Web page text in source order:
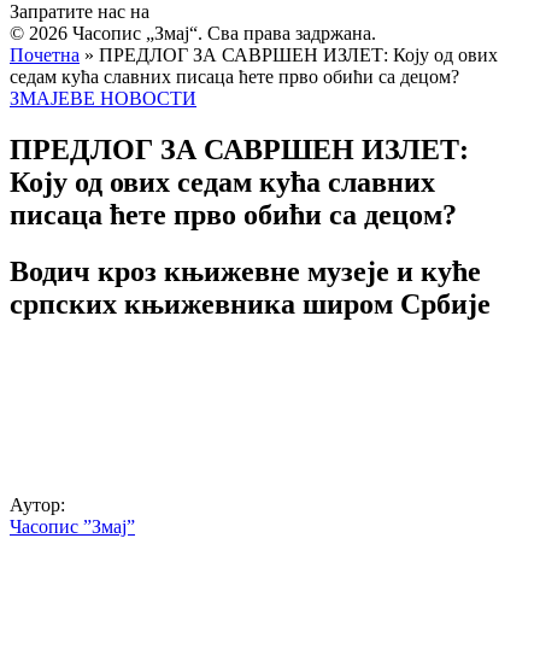
Запратите нас на
© 2026 Часопис „Змај“. Сва права задржана.
Почетна » ПРЕДЛОГ ЗА САВРШЕН ИЗЛЕТ: Коју од ових
седам кућа славних писаца ћете прво обићи са децом?
ЗМАЈЕВЕ НОВОСТИ
ПРЕДЛОГ ЗА САВРШЕН ИЗЛЕТ:
Коју од ових седам кућа славних
писаца ћете прво обићи са децом?
Водич кроз књижевне музеје и куће
српских књижевника широм Србије
Аутор:
Часопис ”Змај”